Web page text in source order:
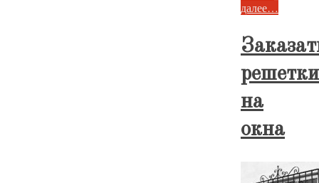
далее…
решетки
на
окна